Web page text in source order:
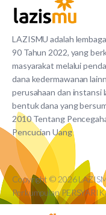
LAZISMU adalah
90 Tahun 2022, yang
masyarakat melalui
dana kedermawanan
perusahaan dan instansi
bentuk dana yang
2010 Tentang
Pencucian Uang
Copyright © 2026
Perkumpulan